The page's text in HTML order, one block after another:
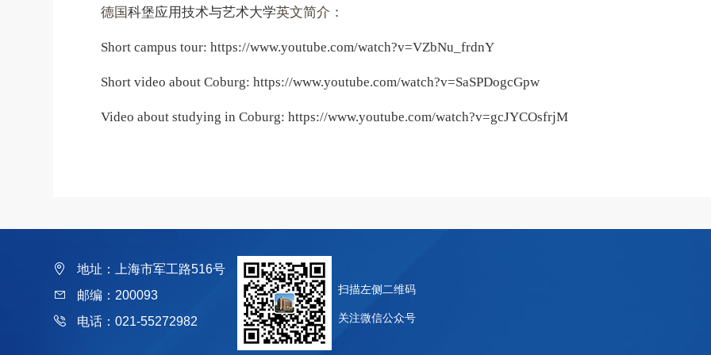
德国科堡应用技术与艺术大学英文简介：
Short campus tour:https://www.youtube.com/watch?v=VZbNu_frdnY
Short video about Coburg:https://www.youtube.com/watch?v=SaSPDogcGpw
Video about studying in Coburg:https://www.youtube.com/watch?v=gcJYCOsfrjM
地址：上海市军工路516号
邮编：200093
电话：021-55272982
扫描左侧二维码
关注微信公众号